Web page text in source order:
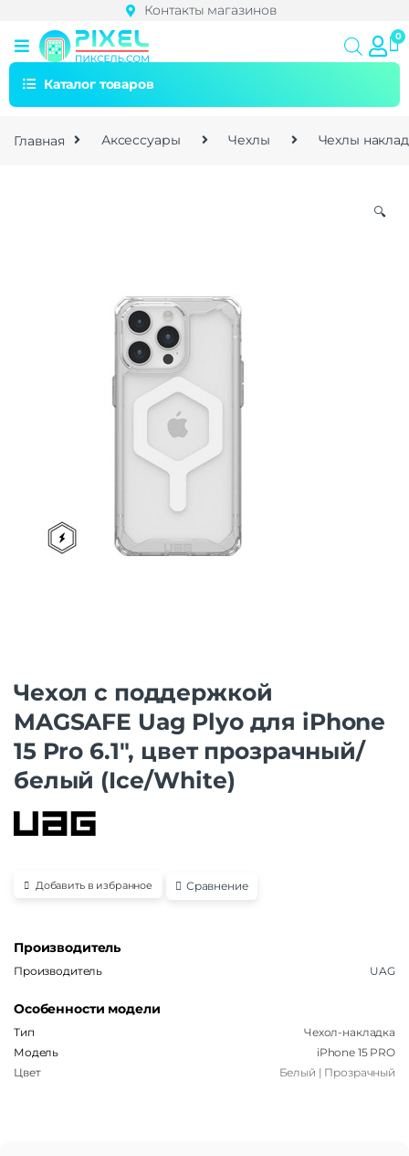
Контакты магазинов
Каталог товаров
Главная Аксессуары Чехлы Чехлы
🔍
Чехол с поддержкой
MAGSAFE Uag Plyo для iPhone
15 Pro 6.1″, цвет прозрачный/
белый (Ice/White)
Добавить в избранное Сравнение
Производитель
Производитель UAG
Особенности модели
Тип
Чехол-накладка
Модель
iPhone 15 PRO
Цвет
Белый | Прозрачный